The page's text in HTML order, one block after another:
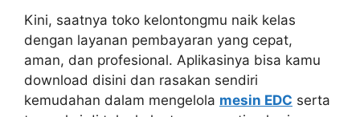
Kini, saatnya toko kelontongmu naik kelas
dengan layanan pembayaran yang cepat,
aman, dan profesional. Aplikasinya bisa kamu
download disini dan rasakan sendiri
kemudahan dalam mengelola mesin EDC serta